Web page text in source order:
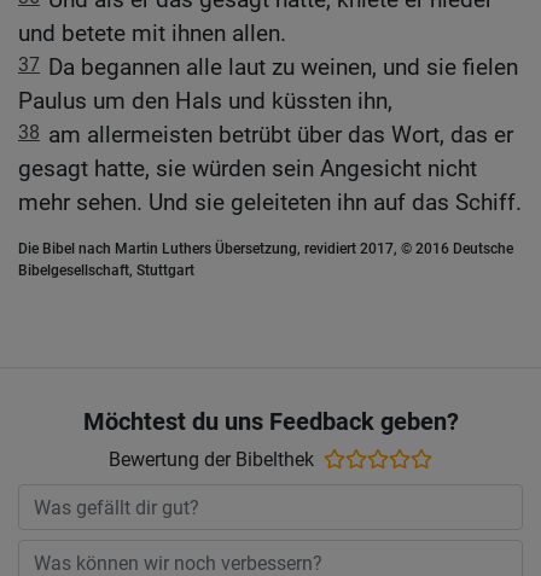
und betete mit ihnen allen.
37 Da begannen alle laut zu weinen, und sie fielen
Paulus um den Hals und küssten ihn,
38 am allermeisten betrübt über das Wort, das er
gesagt hatte, sie würden sein Angesicht nicht
mehr sehen. Und sie geleiteten ihn auf das Schiff.
Die Bibel nach Martin Luthers Übersetzung, revidiert 2017, © 2016 Deutsche
Bibelgesellschaft, Stuttgart
Möchtest du uns Feedback geben?
Bewertung der Bibelthek